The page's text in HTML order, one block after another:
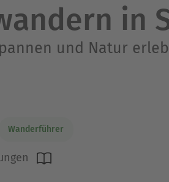
in
und Natur
Wanderführer